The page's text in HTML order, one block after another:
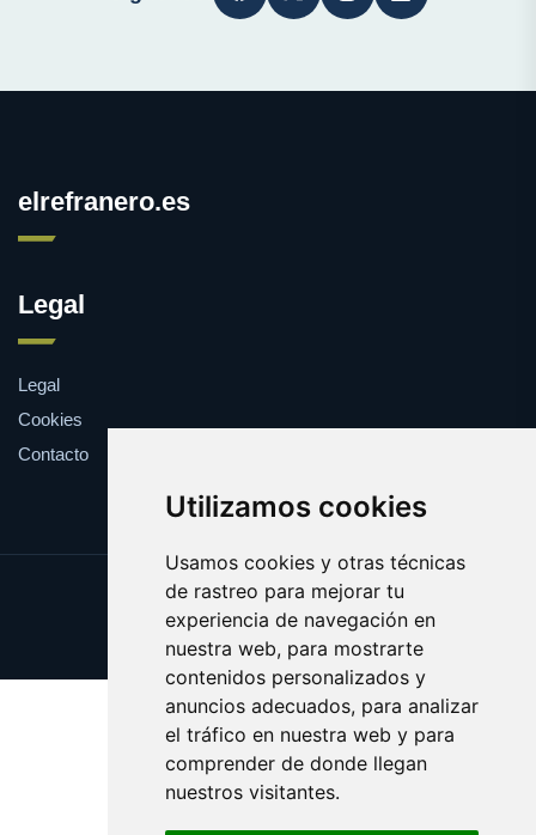
Utilizamos cookies
Usamos cookies y otras técnicas
de rastreo para mejorar tu
experiencia de navegación en
nuestra web, para mostrarte
contenidos personalizados y
anuncios adecuados, para analizar
el tráfico en nuestra web y para
comprender de donde llegan
nuestros visitantes.
elrefranero.es
Legal
Legal
Cookies
Contacto
Update cookies preferences
Copyright © 2025 elrefranero.es